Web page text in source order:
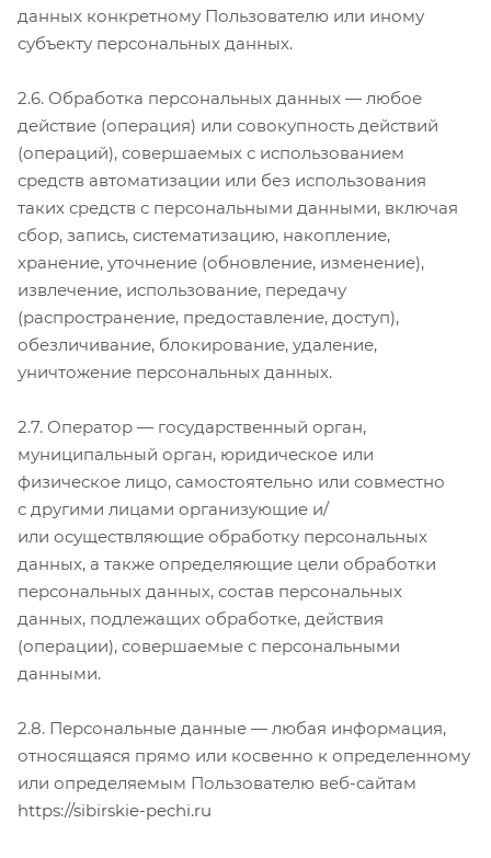
данных конкретному Пользователю или иному
субъекту персональных данных.
2.6. Обработка персональных данных — любое
действие (операция) или совокупность действий
(операций), совершаемых с использованием
средств автоматизации или без использования
таких средств с персональными данными, включая
сбор, запись, систематизацию, накопление,
хранение, уточнение (обновление, изменение),
извлечение, использование, передачу
(распространение, предоставление, доступ),
обезличивание, блокирование, удаление,
уничтожение персональных данных.
2.7. Оператор — государственный орган,
муниципальный орган, юридическое или
физическое лицо, самостоятельно или совместно
с другими лицами организующие и/
или осуществляющие обработку персональных
данных, а также определяющие цели обработки
персональных данных, состав персональных
данных, подлежащих обработке, действия
(операции), совершаемые с персональными
данными.
2.8. Персональные данные — любая информация,
относящаяся прямо или косвенно к определенному
или определяемым Пользователю веб-сайтам
https://sibirskie-pechi.ru